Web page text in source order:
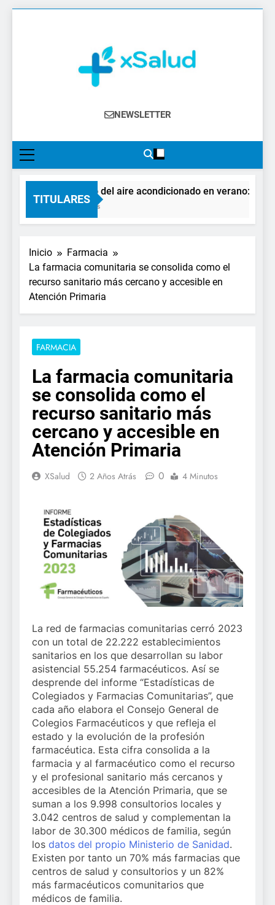
XSalud
Noticias Del Sector Salud. Congresos Y
Farmacéutica, Atención Primaria,
Especialistas, Farmacia, Etc…
NEWSLETTER
TITULARES
El impacto del aire acondicionado en verano:
21 Horas Atrás
Inicio
Farmacia
La farmacia comunitaria se consolida como el
recurso sanitario más cercano y accesible en
Atención Primaria
FARMACIA
La farmacia comunitaria
se consolida como el
recurso sanitario más
cercano y accesible en
Atención Primaria
XSalud 2 Años Atrás 0 4 Minutos
La red de farmacias comunitarias cerró 2023
con un total de 22.222 establecimientos
sanitarios en los que desarrollan su labor
asistencial 55.254 farmacéuticos. Así se
desprende del informe “Estadísticas de
Colegiados y Farmacias Comunitarias”, que
cada año elabora el Consejo General de
Colegios Farmacéuticos y que refleja el
estado y la evolución de la profesión
farmacéutica. Esta cifra consolida a la
farmacia y al farmacéutico como el recurso
y el profesional sanitario más cercanos y
accesibles de la Atención Primaria, que se
suman a los 9.998 consultorios locales y
3.042 centros de salud y complementan la
labor de 30.300 médicos de familia, según
los datos del propio Ministerio de Sanidad.
Existen por tanto un 70% más farmacias que
centros de salud y consultorios y un 82%
más farmacéuticos comunitarios que
médicos de familia.